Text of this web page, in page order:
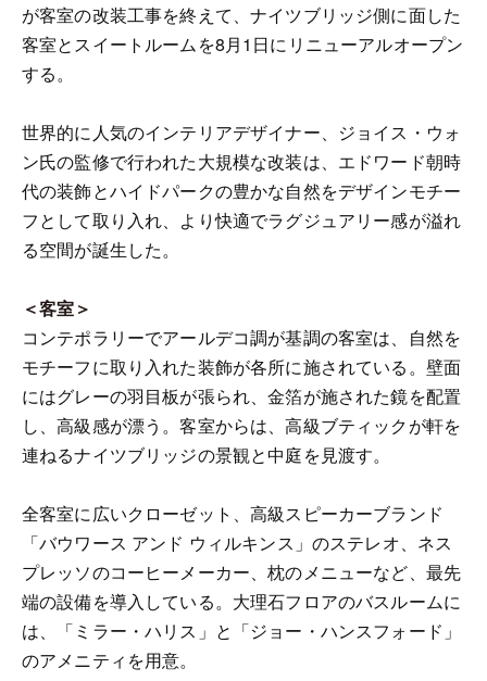
が客室の改装工事を終えて、ナイツブリッジ側に面した
客室とスイートルームを8月1日にリニューアルオープン
する。
世界的に人気のインテリアデザイナー、ジョイス・ウォ
ン氏の監修で行われた大規模な改装は、エドワード朝時
代の装飾とハイドパークの豊かな自然をデザインモチー
フとして取り入れ、より快適でラグジュアリー感が溢れ
る空間が誕生した。
＜客室＞
コンテポラリーでアールデコ調が基調の客室は、自然を
モチーフに取り入れた装飾が各所に施されている。壁面
にはグレーの羽目板が張られ、金箔が施された鏡を配置
し、高級感が漂う。客室からは、高級ブティックが軒を
連ねるナイツブリッジの景観と中庭を見渡す。
全客室に広いクローゼット、高級スピーカーブランド
「バウワース アンド ウィルキンス」のステレオ、ネス
プレッソのコーヒーメーカー、枕のメニューなど、最先
端の設備を導入している。大理石フロアのバスルームに
は、「ミラー・ハリス」と「ジョー・ハンスフォード」
のアメニティを用意。